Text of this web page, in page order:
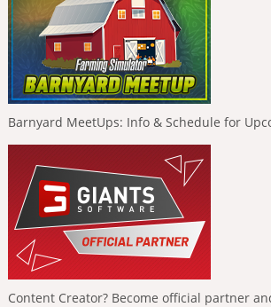
Barnyard MeetUps: Info & Schedule for
Content Creator? Become official partner